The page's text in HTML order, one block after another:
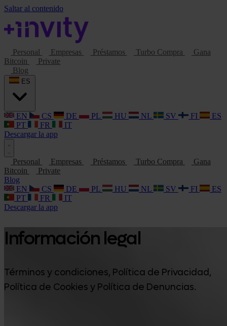
Saltar al contenido
Personal Empresas Préstamos Turbo Compra
Gana
Bitcoin
Private
Blog
EN CS DE PL HU NL SV FI
ES
PT
FR
IT
Descargar la app
Personal Empresas Préstamos Turbo Compra
Gana
Bitcoin
Private
Blog
EN
CS DE PL HU NL SV FI
ES
PT
FR
IT
Descargar la app
Información legal
Términos y condiciones, Política de Privacidad,
Política de Cookies y Política de Denuncias.